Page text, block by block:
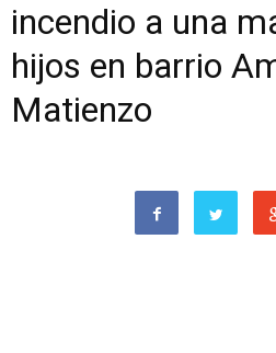
incendio a una
hijos en barrio
Matienzo